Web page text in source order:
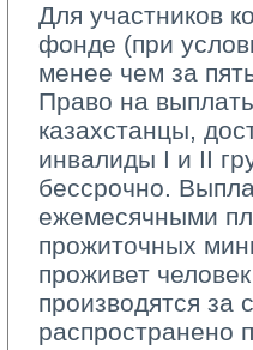
Для участников
фонде (при
менее чем за
Право на
казахстанцы,
инвалиды I и II
бессрочно.
ежемесячными
прожиточных
проживет
производятся за
распространено